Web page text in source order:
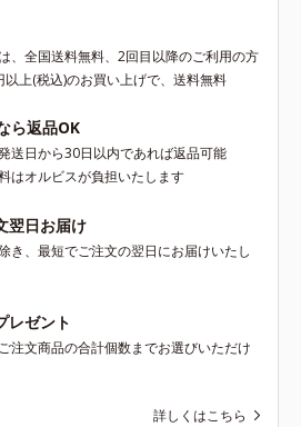
、全国送料無料、2回目以降のご利用の方
以上(税込)のお買い上げで、送料無料
ら返品OK
送日から30日以内であれば返品可能
はオルビスが負担いたします
翌日お届け
き、最短でご注文の翌日にお届けいたし
レゼント
注文商品の合計個数までお選びいただけ
詳しくはこちら